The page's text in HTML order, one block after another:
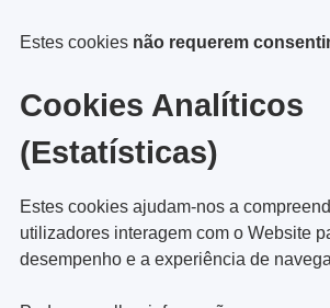
Estes cookies não requerem
Cookies Analíticos
(Estatísticas)
Estes cookies ajudam-nos a
utilizadores interagem com o Website
desempenho e a experiência de